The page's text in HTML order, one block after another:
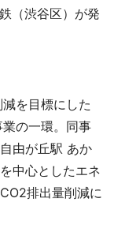
（渋谷区）が発
を目標にした
の一環。同事
由が丘駅 あか
中心としたエネ
排出量削減に